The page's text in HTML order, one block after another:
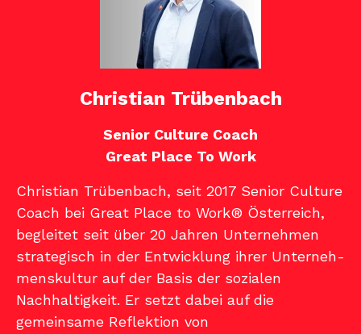
Christian Trübenbach
Senior Culture Coach
Great Place To Work
Christian Trübenbach, seit 2017 Senior Culture
Coach bei Great Place to Work® Österreich,
begleitet seit über 20 Jahren Unternehmen
strate­gisch in der Entwicklung ihrer Unterneh­
menskultur auf der Basis der sozialen
Nachhaltigkeit. Er setzt dabei auf die
gemeinsa­me Reflektion von